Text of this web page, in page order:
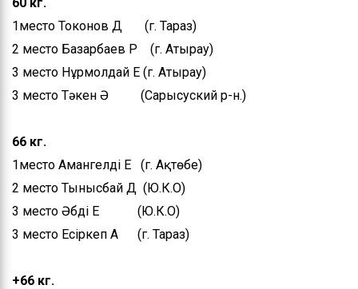
1место Токонов Д (г. Тараз)
2 место Базарбаев Р (г. Атырау)
3 место Нұрмолдай Е (г. Атырау)
3 место Тәкен Ә (Сарысуский р-н.)
66 кг.
1место Амангелді Е (г. Ақтөбе)
2 место Тынысбай Д (Ю.К.О)
3 место Әбді Е (Ю.К.О)
3 место Есіркеп А (г. Тараз)
+66 кг.